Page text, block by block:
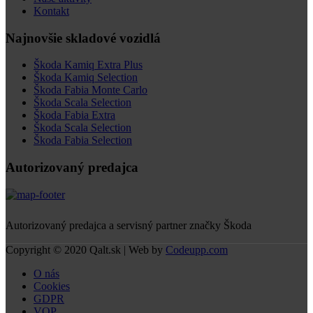
Kontakt
Najnovšie skladové vozidlá
Škoda Kamiq Extra Plus
Škoda Kamiq Selection
Škoda Fabia Monte Carlo
Škoda Scala Selection
Škoda Fabia Extra
Škoda Scala Selection
Škoda Fabia Selection
Autorizovaný predajca
Autorizovaný predajca a servisný partner značky Škoda
Copyright © 2020 Qalt.sk | Web by Codeupp.com
O nás
Cookies
GDPR